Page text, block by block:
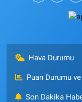
Hava Durumu
Puan Durumu
Son Dakika